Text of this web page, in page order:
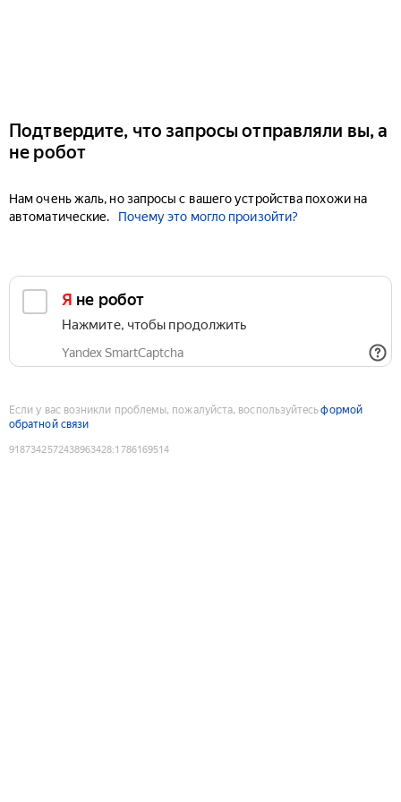
Подтвердите, что запросы отправляли вы, а
не робот
Нам очень жаль, но запросы с вашего устройства похожи на
автоматические.
Почему это могло произойти?
Я не робот
Нажмите, чтобы продолжить
Yandex SmartCaptcha
Если у вас возникли проблемы, пожалуйста, воспользуйтесьформой
обратной связи
9187342572438963428:1786169514